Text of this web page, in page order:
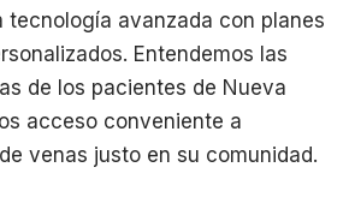
tecnología avanzada con planes
Entendemos las
de los pacientes de Nueva
acceso conveniente a
venas justo en su comunidad.